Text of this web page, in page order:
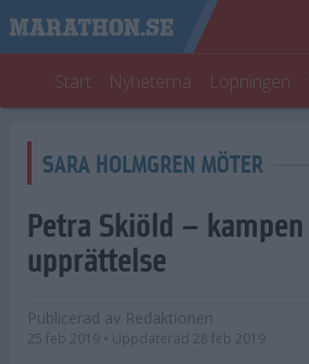
Start Nyheterna Löpningen
SARA HOLMGREN MÖTER
Petra Skiöld –
upprättelse
Publicerad av Redaktionen
25 feb 2019 • Uppdaterad 28 feb 2019